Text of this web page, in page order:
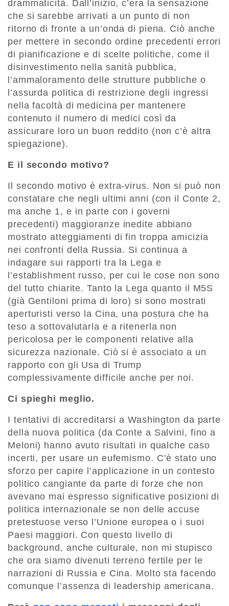
drammaticità. Dall’inizio, c’era la sensazione
che si sarebbe arrivati a un punto di non
ritorno di fronte a un’onda di piena. Ciò anche
per mettere in secondo ordine precedenti errori
di pianificazione e di scelte politiche, come il
disinvestimento nella sanità pubblica,
l’ammaloramento delle strutture pubbliche o
l’assurda politica di restrizione degli ingressi
nella facoltà di medicina per mantenere
contenuto il numero di medici così da
assicurare loro un buon reddito (non c’è altra
spiegazione).
E il secondo motivo?
Il secondo motivo è extra-virus. Non si può non
constatare che negli ultimi anni (con il Conte 2,
ma anche 1, e in parte con i governi
precedenti) maggioranze inedite abbiano
mostrato atteggiamenti di fin troppa amicizia
nei confronti della Russia. Si continua a
indagare sui rapporti tra la Lega e
l’establishment russo, per cui le cose non sono
del tutto chiarite. Tanto la Lega quanto il M5S
(già Gentiloni prima di loro) si sono mostrati
aperturisti verso la Cina, una postura che ha
teso a sottovalutarla e a ritenerla non
pericolosa per le componenti relative alla
sicurezza nazionale. Ciò si è associato a un
rapporto con gli Usa di Trump
complessivamente difficile anche per noi.
Ci spieghi meglio.
I tentativi di accreditarsi a Washington da parte
della nuova politica (da Conte a Salvini, fino a
Meloni) hanno avuto risultati in qualche caso
incerti, per usare un eufemismo. C’è stato uno
sforzo per capire l’applicazione in un contesto
politico cangiante da parte di forze che non
avevano mai espresso significative posizioni di
politica internazionale se non delle accuse
pretestuose verso l’Unione europea o i suoi
Paesi maggiori. Con questo livello di
background, anche culturale, non mi stupisco
che ora siamo divenuti terreno fertile per le
narrazioni di Russia e Cina. Molto sta facendo
comunque l’assenza di leadership americana.